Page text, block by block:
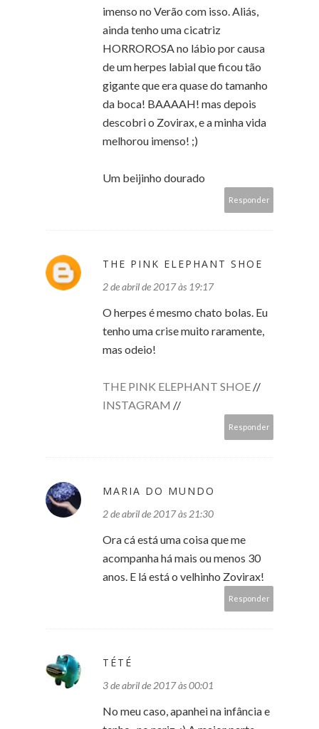
imenso no Verão com isso. Aliás,
ainda tenho uma cicatriz
HORROROSA no lábio por causa
de um herpes labial que ficou tão
gigante que era quase do tamanho
da boca! BAAAAH! mas depois
descobri o Zovirax, e a minha vida
melhorou imenso! ;)
Um beijinho dourado
Responder
THE PINK ELEPHANT SHOE
2 de abril de 2017 às 19:17
O herpes é mesmo chato bolas. Eu
tenho uma crise muito raramente,
mas odeio!
THE PINK ELEPHANT SHOE //
INSTAGRAM //
Responder
MARIA DO MUNDO
2 de abril de 2017 às 21:30
Ora cá está uma coisa que me
acompanha há mais ou menos 30
anos. E lá está o velhinho Zovirax!
Responder
TÉTÉ
3 de abril de 2017 às 00:01
No meu caso, apanhei na infância e